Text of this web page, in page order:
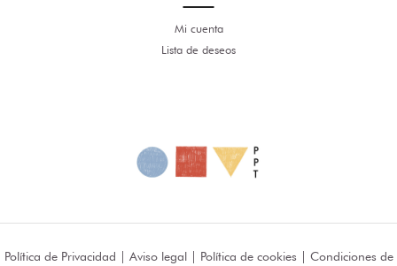
Mi cuenta
Lista de deseos
Política de Privacidad | Aviso legal| Política de cookies | Condiciones de